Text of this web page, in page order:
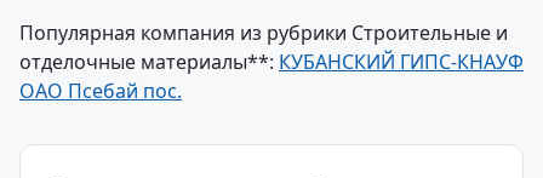
Популярная компания из рубрики Строительные и
отделочные материалы**: КУБАНСКИЙ ГИПС-КНАУФ
ОАО Псебай пос.